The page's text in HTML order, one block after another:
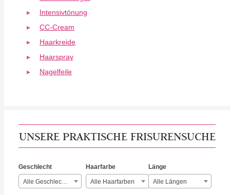
Intensivtönung
CC-Cream
Haarkreide
Haarspray
Nagelfeile
UNSERE PRAKTISCHE FRISURENSUCHE
Geschlecht
Alle Geschlechter
Haarfarbe
Alle Haarfarben
Länge
Alle Längen